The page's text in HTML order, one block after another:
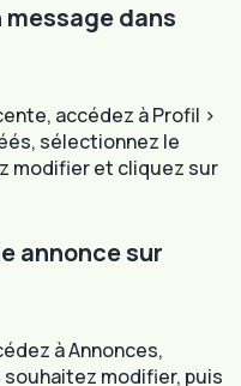
dans
accédez à Profil >
sélectionnez le
modifier et cliquez sur
annonce sur
à Annonces,
souhaitez modifier, puis